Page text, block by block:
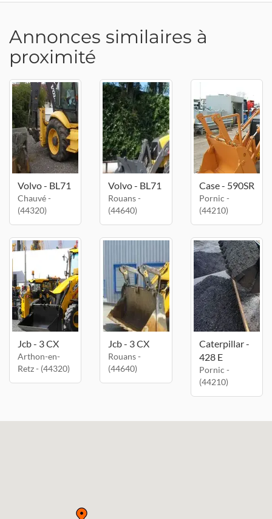
Annonces similaires à
proximité
Volvo - BL71
Chauvé -
(44320)
Volvo - BL71
Rouans -
(44640)
Case - 590SR
Pornic -
(44210)
Jcb - 3 CX
Arthon-en-
Retz - (44320)
Jcb - 3 CX
Rouans -
(44640)
Caterpillar -
428 E
Pornic -
(44210)